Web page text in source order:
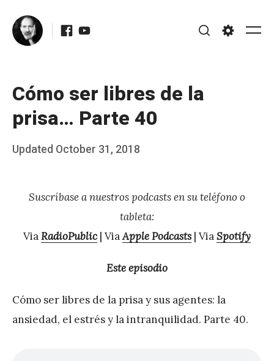
content
Facebook
Youtube
Cómo ser libres de la
prisa… Parte 40
Posted
Updated October 31, 2018
b
e
z
Suscríbase a nuestros podcasts en su teléfono o
tableta:
ViaRadioPublic | ViaApple Podcasts | ViaSpotify
Este episodio
Cómo ser libres de la prisa y sus agentes: la
ansiedad, el estrés y la intranquilidad. Parte 40.